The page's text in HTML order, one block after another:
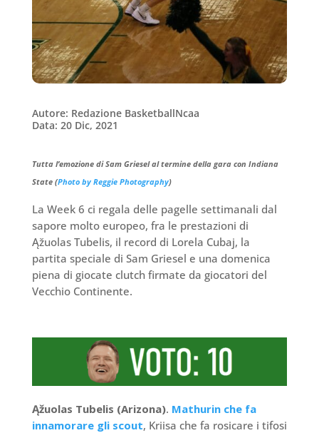
Autore: Redazione BasketballNcaa
Data: 20 Dic, 2021
Tutta l’emozione di Sam Griesel al termine della gara con Indiana
State (Photo by Reggie Photography)
La Week 6 ci regala delle pagelle settimanali dal
sapore molto europeo, fra le prestazioni di
Ąžuolas Tubelis, il record di Lorela Cubaj, la
partita speciale di Sam Griesel e una domenica
piena di giocate clutch firmate da giocatori del
Vecchio Continente.
Ąžuolas Tubelis (Arizona). Mathurin che fa
innamorare gli scout, Kriisa che fa rosicare i tifosi